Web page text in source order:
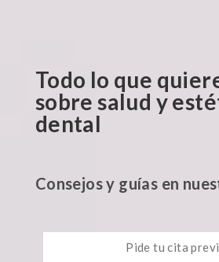
Todo lo que
sobre salud y
dental
Consejos y guías en
Pide tu cita